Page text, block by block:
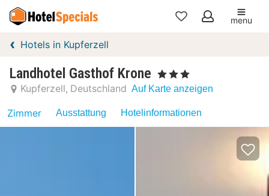
Meine
menu
Hotels in Kupferzell
Landhotel Gasthof Krone , 3 Sterne
Kupferzell Deutschland Auf Karte anzeigen
Zimmer Ausstattung Hotelinformationen